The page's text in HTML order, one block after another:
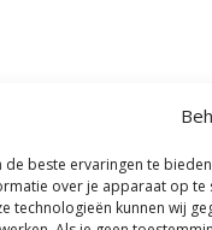
de beste ervaringen te
over je apparaat op te
technologieën kunnen wij
7
opritsteen7 cm Tricolore
voor de aanleg van een